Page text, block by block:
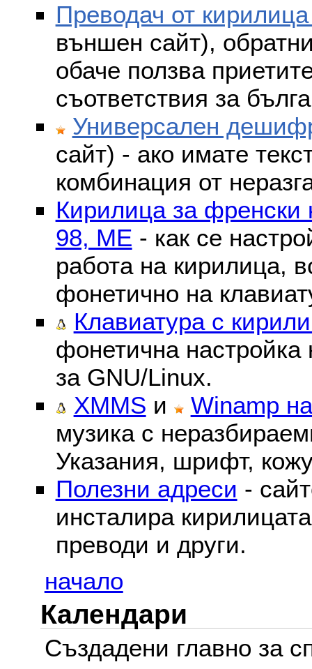
Преводач от
външен сайт),
обаче ползва
съответствия за
Универсален
сайт) - ако имате
комбинация от
Кирилица за френски
98, ME - как се
работа на кирилица,
фонетично на
Клавиатура с
фонетична
за GNU/Linux.
XMMS и
Winamp
музика с
Указания, шрифт,
Полезни адреси -
инсталира
преводи и други.
начало
Календари
Създадени главно за